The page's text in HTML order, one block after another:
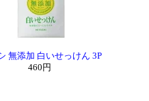
無添加 白いせっけん 3P
460円